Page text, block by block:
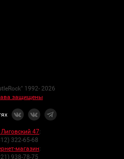
1992- 2026
защищены
47:
322-65-68
магазин:
938-78-75